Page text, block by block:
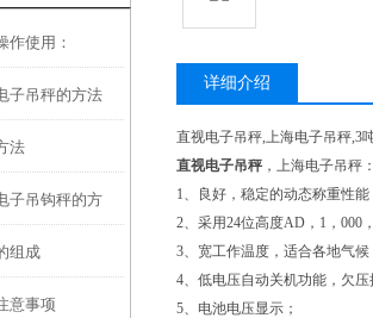
作使用：
子吊秤的方法
法
子吊钩秤的方
组成
意事项
详细介绍
直视电子吊秤,上海电子吊秤,3
直视电子吊秤，上海电子吊秤
1、良好，稳定的动态称重性
2、采用24位高度AD，1，000
3、宽工作温度，适合各地气候
4、低电压自动关机功能，欠压
5、电池电压显示；